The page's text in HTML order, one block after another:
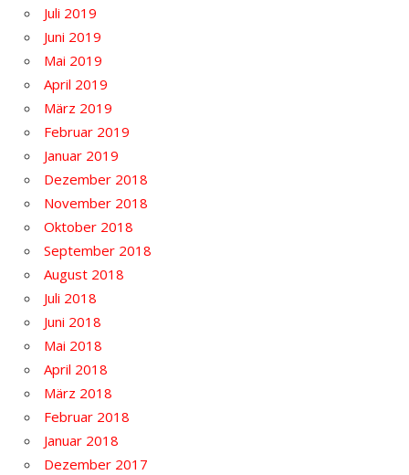
Juli 2019
Juni 2019
Mai 2019
April 2019
März 2019
Februar 2019
Januar 2019
Dezember 2018
November 2018
Oktober 2018
September 2018
August 2018
Juli 2018
Juni 2018
Mai 2018
April 2018
März 2018
Februar 2018
Januar 2018
Dezember 2017